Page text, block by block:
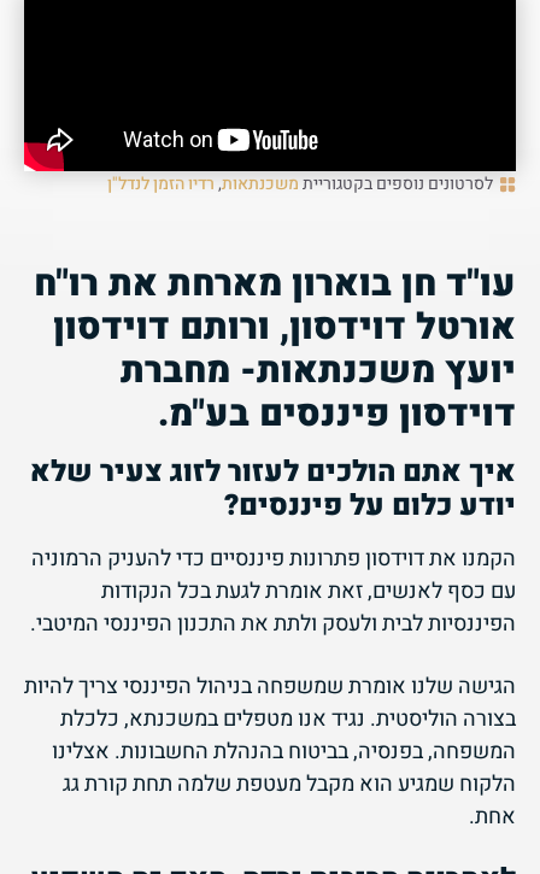
לסרטונים נוספים בקטגורייתמשכנתאות,רדיו הזמן לנדל"ן
עו"ד חן בוארון מארחת את רו"ח
אורטל דוידסון, ורותם דוידסון
יועץ משכנתאות- מחברת
דוידסון פיננסים בע"מ.
איך אתם הולכים לעזור לזוג צעיר שלא
יודע כלום על פיננסים?
הקמנו את דוידסון פתרונות פיננסיים כדי להעניק הרמוניה
עם כסף לאנשים, זאת אומרת לגעת בכל הנקודות
הפיננסיות לבית ולעסק ולתת את התכנון הפיננסי המיטבי.
הגישה שלנו אומרת שמשפחה בניהול הפיננסי צריך להיות
בצורה הוליסטית. נגיד אנו מטפלים במשכנתא, כלכלת
המשפחה, בפנסיה, בביטוח בהנהלת החשבונות. אצלינו
הלקוח שמגיע הוא מקבל מעטפת שלמה תחת קורת גג
אחת.